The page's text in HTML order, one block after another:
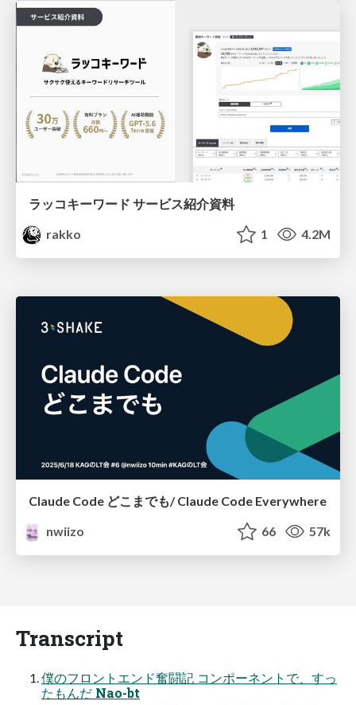
ラッコキーワード サービス紹介資料
rakko
1 4.2M
Claude Code どこまでも/ Claude Code Everywhere
nwiizo
66 57k
Transcript
僕のフロントエンド奮闘記 コンポーネントで、すっ
たもんだ Nao-bt